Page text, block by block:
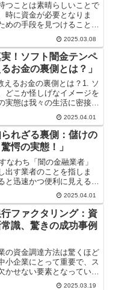
つことは素晴らしいことで
時に資金が必要となりま
めの手段を見つけることは
段の一つとして多く...2025.03.08
実！ソフト闇金テンペ
お金の裏側とは？」
えるお金の裏側とは？1. ソ
どこか怪しげなイメージを
実態は我々の生活に密接に
2025.04.01
られざる裏側：儲けの
愕の実態！」
なわち「闇の金融業者」
出す業者のことを指しま
迅速かつ便利に見えるか
が潜んでいます。...2025.04.01
行ファクタリング：資
識、驚きの成功事例
の資金調達方法は驚くほど
小企業にとって重要で、ス
せない要素となっていま
武蔵野銀行ファク...2025.03.19